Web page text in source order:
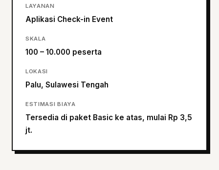
LAYANAN
Aplikasi Check-in Event
SKALA
100 – 10.000 peserta
LOKASI
Palu, Sulawesi Tengah
ESTIMASI BIAYA
Tersedia di paket Basic ke atas, mulai Rp 3,5
jt.